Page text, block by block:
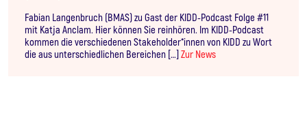
Fabian Langenbruch (BMAS) zu Gast der KIDD-Podcast Folge #11
mit Katja Anclam. Hier können Sie reinhören. Im KIDD-Podcast
kommen die verschiedenen Stakeholder*innen von KIDD zu Wort
die aus unterschiedlichen Bereichen […]Zur News